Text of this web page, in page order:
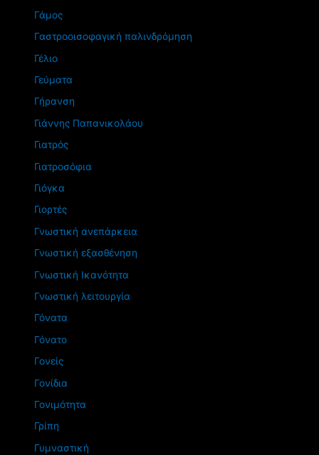
Γάμος
Γαστροοισοφαγική παλινδρόμηση
Γέλιο
Γεύματα
Γήρανση
Γιάννης Παπανικολάου
Γιατρός
Γιατροσόφια
Γιόγκα
Γιορτές
Γνωστική ανεπάρκεια
Γνωστική εξασθένηση
Γνωστική Ικανότητα
Γνωστική λειτουργία
Γόνατα
Γόνατο
Γονείς
Γονίδια
Γονιμότητα
Γρίπη
Γυμναστική